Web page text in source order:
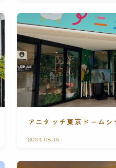
アニタッチ東京ドームシ
2024.08.16